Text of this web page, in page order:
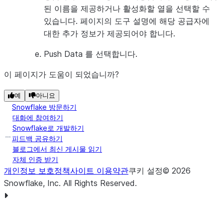
된 이름을 제공하거나 활성화할 열을 선택할 수
있습니다. 페이지의 도구 설명에 해당 공급자에
대한 추가 정보가 제공되어야 합니다.
Push Data 를 선택합니다.
이 페이지가 도움이 되었습니까?
예 아니요
Snowflake 방문하기
대화에 참여하기
Snowflake로 개발하기
피드백 공유하기
블로그에서 최신 게시물 읽기
자체 인증 받기
개인정보 보호정책사이트 이용약관쿠키 설정© 2026
Snowflake, Inc. All Rights Reserved.